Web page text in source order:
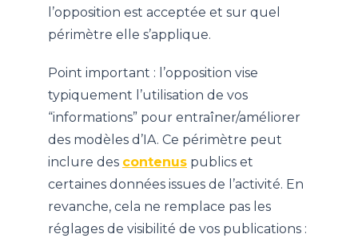
l’opposition est acceptée et sur quel
périmètre elle s’applique.
Point important : l’opposition vise
typiquement l’utilisation de vos
“informations” pour entraîner/améliorer
des modèles d’IA. Ce périmètre peut
inclure des contenus publics et
certaines données issues de l’activité. En
revanche, cela ne remplace pas les
réglages de visibilité de vos publications :